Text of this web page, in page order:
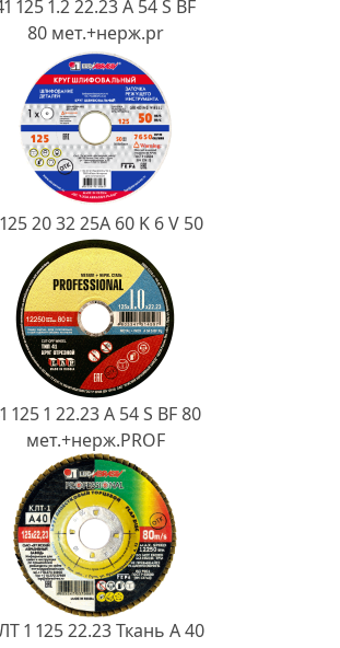
125 1.2 22.23 A 54 S BF
80 мет.+нерж.pr
20 32 25А 60 K 6 V 50
125 1 22.23 A 54 S BF 80
мет.+нерж.PROF
1 125 22.23 Ткань A 40